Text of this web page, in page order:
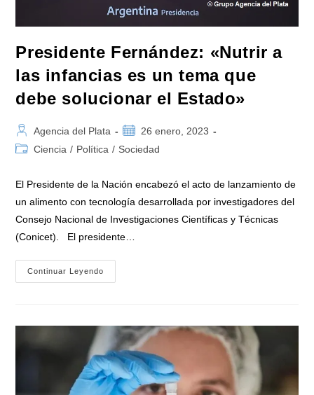
Presidente Fernández: «Nutrir a
las infancias es un tema que
debe solucionar el Estado»
Autor
de
Agencia del Plata
Publicación
de
26 enero, 2023
Categoría
la
Ciencia / Política / Sociedad
El Presidente de la Nación encabezó el acto de lanzamiento de
un alimento con tecnología desarrollada por investigadores del
Consejo Nacional de Investigaciones Científicas y Técnicas
(Conicet). El presidente…
Continuar Leyendo
Fernández:
Tema
Que
Debe
Solucionar
El